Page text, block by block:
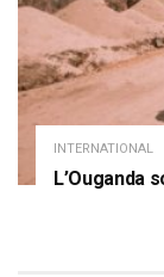
INTERNATIONAL
L’Ouganda